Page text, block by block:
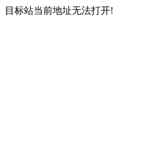
目标站当前地址无法打开!